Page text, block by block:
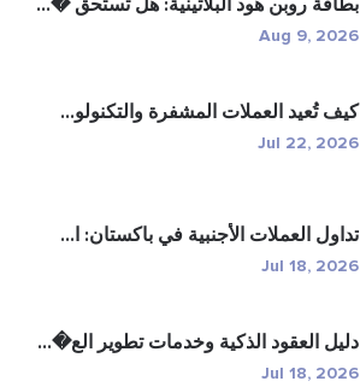
بطاقة روبن هود البلاتينية: هل تستحق �...
Aug 9, 2026
كيف تُعيد العملات المشفرة والتكنولو...
Jul 22, 2026
تداول العملات الأجنبية في باكستان: ا...
Jul 18, 2026
دليل العقود الذكية وخدمات تطوير الع�...
Jul 18, 2026